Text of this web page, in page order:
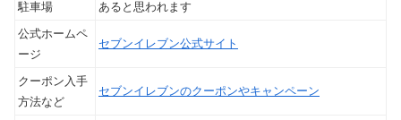
駐車場
あると思われます
公式ホームペ
ージ
セブンイレブン公式サイト
クーポン入手
方法など
セブンイレブンのクーポンやキャンペーン